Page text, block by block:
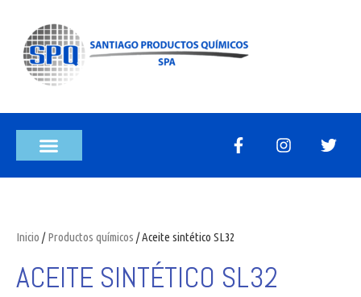
Inicio /Productos químicos / Aceite sintético SL32
ACEITE SINTÉTICO SL32